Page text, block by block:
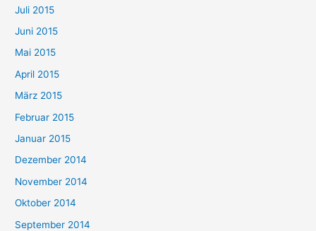
Juli 2015
Juni 2015
Mai 2015
April 2015
März 2015
Februar 2015
Januar 2015
Dezember 2014
November 2014
Oktober 2014
September 2014